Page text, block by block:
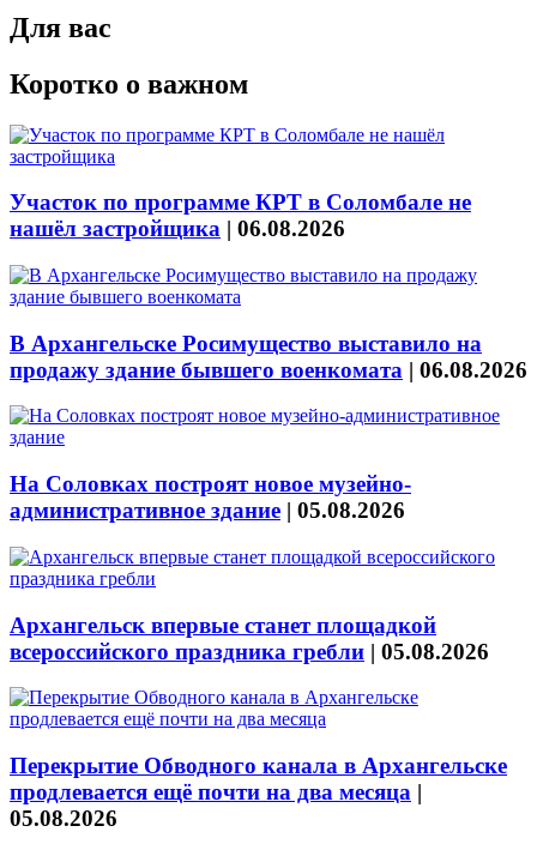
Для вас
Коротко о важном
Участок по программе КРТ в Соломбале не
нашёл застройщика | 06.08.2026
В Архангельске Росимущество выставило на
продажу здание бывшего военкомата | 06.08.2026
На Соловках построят новое музейно-
административное здание | 05.08.2026
Архангельск впервые станет площадкой
всероссийского праздника гребли | 05.08.2026
Перекрытие Обводного канала в Архангельске
продлевается ещё почти на два месяца |
05.08.2026